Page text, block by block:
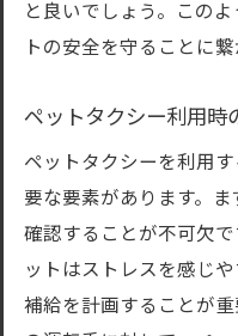
と良いでしょう。この
トの安全を守ることに繋
ペットタクシー利用時
ペットタクシーを利用
要な要素があります。
確認することが不可欠
ットはストレスを感じ
補給を計画することが